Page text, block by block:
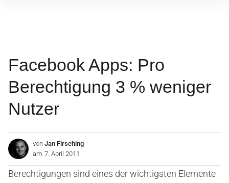
Facebook Apps: Pro
Berechtigung 3 % weniger
Nutzer
von Jan Firsching
am 7. April 2011
Berechtigungen sind eines der wichtigsten Elemente